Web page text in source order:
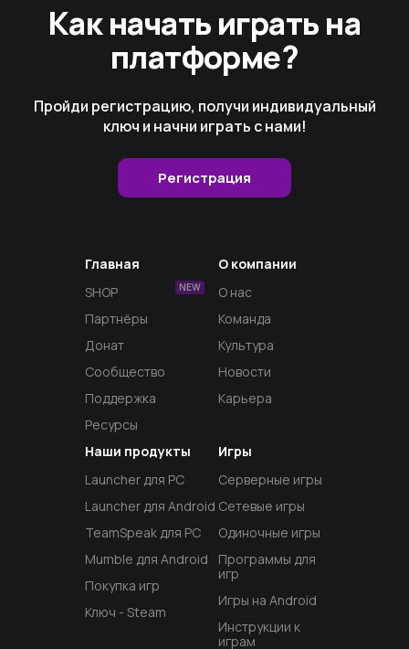
Как начать играть на
платформе?
Пройди регистрацию, получи индивидуальный
ключ и начни играть с нами!
Регистрация
Главная
SHOP
NEW
Партнёры
Донат
Сообщество
Поддержка
Ресурсы
Наши продукты
Launcher для PC
Launcher для Android
TeamSpeak для PC
Mumble для Android
Покупка игр
Ключ - Steam
Игры
Серверные игры
Сетевые игры
Одиночные игры
Программы для
игр
Игры на Android
Инструкции к
играм
О компании
О нас
Команда
Культура
Новости
Карьера